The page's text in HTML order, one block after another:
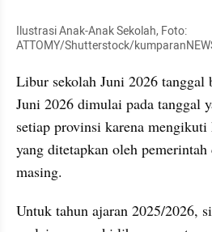
Ilustrasi Anak-Anak Sekolah, Foto:
ATTOMY/Shutterstock/
Libur sekolah Juni 2026 tanggal
Juni 2026 dimulai pada tanggal
setiap provinsi karena
yang ditetapkan oleh pemerintah
masing.
Untuk tahun ajaran 2025/2026,